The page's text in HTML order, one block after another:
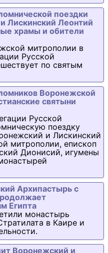
поездки
Лискинский Леонтий
храмы и обители
митрополии в
Русской
по святым
Воронежской
святыни
Русской
поездку
и Лискинский
митрополии, епископ
Дионисий, игумены
Архипастырь с
Египта
монастырь
в Каире и
Воронежский и